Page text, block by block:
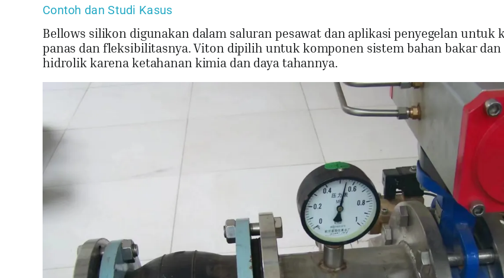
Contoh dan Studi Kasus
Bellows silikon digunakan dalam saluran pesawat dan aplikasi penyegelan untuk
panas dan fleksibilitasnya. Viton dipilih untuk komponen sistem bahan bakar dan
hidrolik karena ketahanan kimia dan daya tahannya.